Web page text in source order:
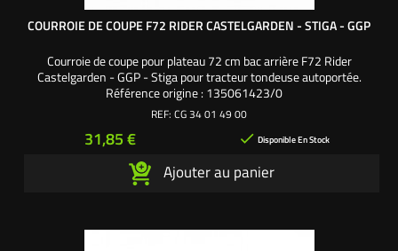
COURROIE DE COUPE F72 RIDER CASTELGARDEN - STIGA - GGP
Courroie de coupe pour plateau 72 cm bac arrière F72 Rider
Castelgarden - GGP - Stiga pour tracteur tondeuse autoportée.
Référence origine : 135061423/0
REF: CG 34 01 49 00
Prix
31,85 €  Disponible En Stock
Ajouter au panier